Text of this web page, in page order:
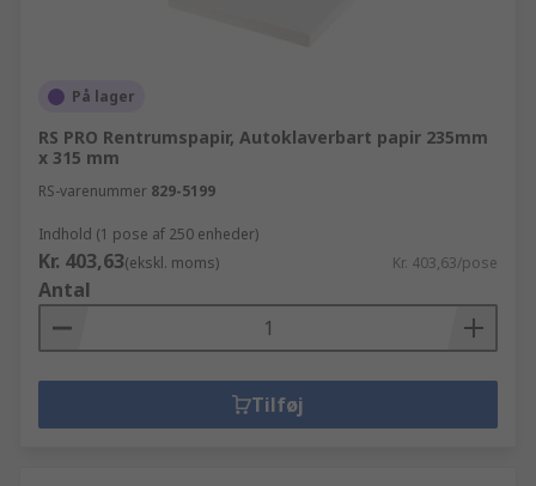
På lager
RS PRO Rentrumspapir, Autoklaverbart papir 235mm
x 315 mm
RS-varenummer 829-5199
Indhold (1 pose af 250 enheder)
Kr. 403,63(ekskl. moms) Kr. 403,63/pose
Antal
Tilføj